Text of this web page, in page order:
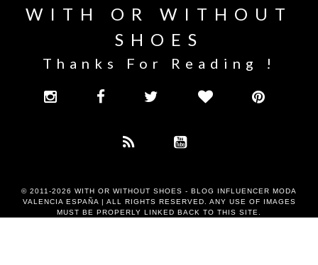
WITH OR WITHOUT
SHOES
Thanks For Reading !
© 2011-2026 WITH OR WITHOUT SHOES - BLOG INFLUENCER MODA
VALENCIA ESPAÑA | ALL RIGHTS RESERVED. ANY USE OF IMAGES
MUST BE PROPERLY LINKED BACK TO THIS SITE.